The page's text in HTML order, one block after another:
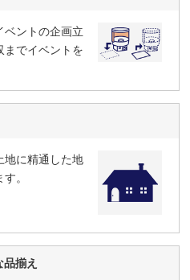
ベントの企画立
までイベントを
地に精通した地
。
揃え